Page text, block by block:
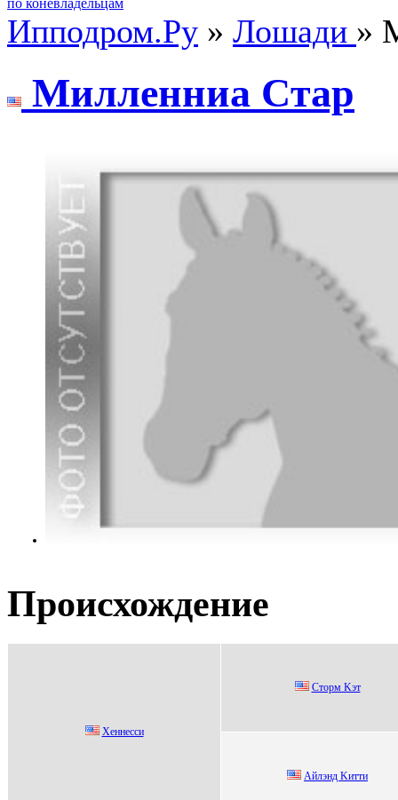
по коневладельцам
Ипподром.Ру » Лошади »
Mиллeнниa Cтaр
Происхождение
Xеннесси
Cтopм Kэт
Айлэнд Kитти